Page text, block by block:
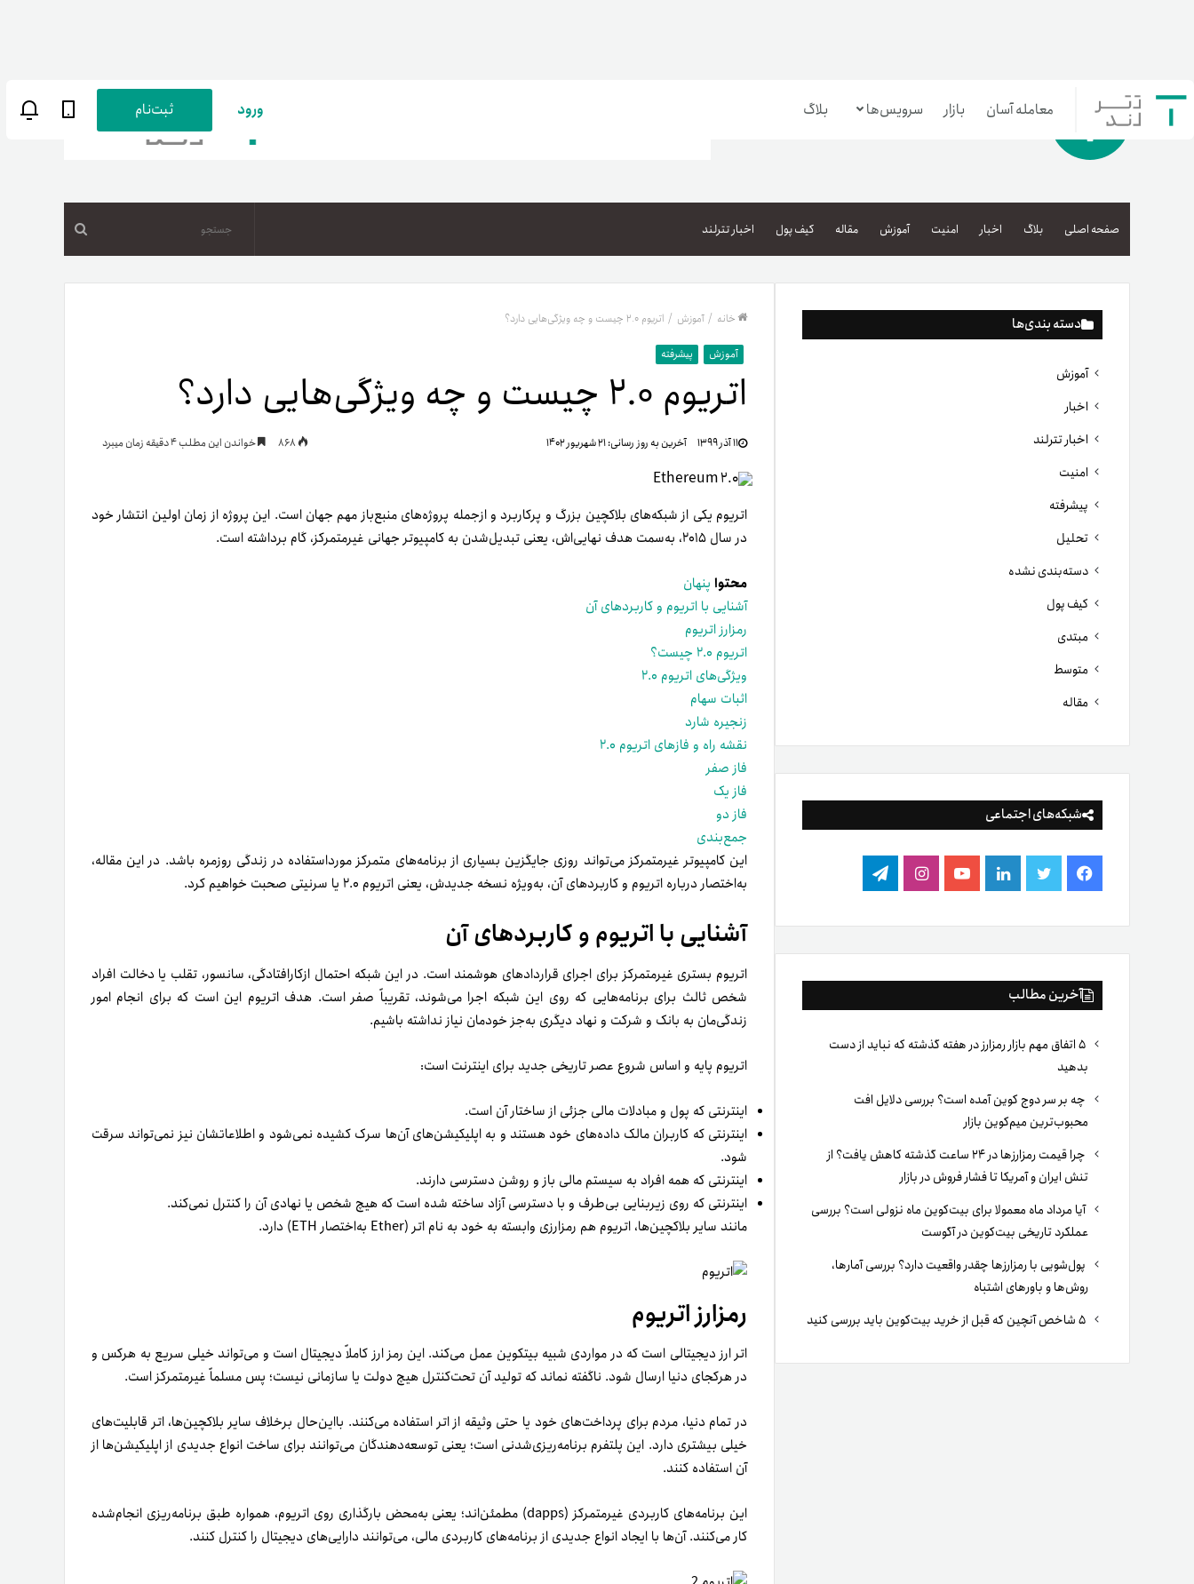
معامله آسان بازار سرویس‌ها
بازار تترلند
سرمایه‌گذاری آسان
پاداش کیف‌پول تومانی
مهر تترلند
بلاگ
زبان پارسی
حساب‌های بانکی
خروج
ورود ثبت‌نام
صفحه اصلی بلاگ اخبار امنیت آموزش مقاله کیف پول اخبار تترلند
دسته بندی‌ها
آموزش
اخبار
اخبار تترلند
امنیت
پیشرفته
تحلیل
دسته‌بندی نشده
کیف پول
مبتدی
متوسط
مقاله
شبکه‌های اجتماعی
فیس
بوک
توییتر لینکدینیوتیوباینستاگرام
تلگرام
آخرین مطالب
۵ اتفاق مهم بازار رمزارز در هفته گذشته که نباید از دست
بدهید
چه بر سر دوج کوین آمده است؟ بررسی دلایل افت
محبوب‌ترین میم‌کوین بازار
چرا قیمت رمزارزها در ۲۴ ساعت گذشته کاهش یافت؟ از
تنش ایران و آمریکا تا فشار فروش در بازار
آیا مرداد ماه معمولا برای بیت‌کوین ماه نزولی است؟ بررسی
عملکرد تاریخی بیت‌کوین در آگوست
پول‌شویی با رمزارزها چقدر واقعیت دارد؟ بررسی آمارها،
روش‌ها و باورهای اشتباه
خانه / آموزش / اتریوم ۲.۰ چیست و چه ویژگی‌هایی دارد؟
آموزش پیشرفته
اتریوم ۲.۰ چیست و چه ویژگی‌هایی دارد؟
۱۱ آذر ۱۳۹۹ آخرین به روز رسانی:۲۱ شهریور ۱۴۰۲ خواندن این مطلب 4 دقیقه زمان میبرد
اتریوم یکی از شبکه‌های بلاکچین بزرگ­ و پرکاربرد و ازجمله پروژه‌‌های منبع‌باز مهم جهان است. این پروژه از زمان اولین انتشار خود
در سال ۲۰۱۵، به‌سمت هدف نهایی‌­اش، یعنی تبدیل‌‌شدن به کامپیوتر جهانی غیرمتمرکز، گام برداشته است.
محتوا پنهان
آشنایی با اتریوم و کاربردهای آن
رمزارز اتریوم
اتریوم ۲.۰ چیست؟
ویژگی­­‌های اتریوم ۲.۰
اثبات سهام
زنجیره­ شارد
نقشه­ راه و فازهای اتریوم ۲.۰
فاز صفر
فاز یک
فاز دو
جمع­‌بندی
این کامپیوتر غیرمتمرکز می‌­تواند روزی جایگزین بسیاری از برنامه‌­های متمرکز مورد‌استفاده در زندگی روزمره باشد. در این مقاله،
به‌اختصار درباره اتریوم و کاربردهای آن، به‌‌ویژه نسخه­ جدیدش، یعنی اتریوم ۲.۰ یا سرنیتی صحبت خواهیم کرد.
آشنایی با اتریوم و کاربردهای آن
اتریوم بستری غیرمتمرکز برای اجرای قراردادهای هوشمند است. در این شبکه احتمال از‌کارافتادگی، سانسور، تقلب یا دخالت افراد
شخص ثالث برای برنامه‌هایی که روی این شبکه اجرا می‌شوند، تقریباً صفر است. هدف اتریوم این است که برای انجام امور
زندگی‌مان به بانک و شرکت و نهاد دیگری به‌جز خودمان نیاز نداشته باشیم.
اتریوم پایه و اساس شروع عصر تاریخی جدید برای اینترنت است:
اینترنتی که پول و مبادلات مالی جزئی از ساختار آن است.
اینترنتی که کاربران مالک داده­‌های خود هستند و به اپلیکیشن‌­های آن‌­ها سرک کشیده نمی‌شود و اطلاعات­شان نیز نمی­‌تواند سرقت
شود.
اینترنتی که همه افراد به سیستم مالی باز و روشن دسترسی دارند.
اینترنتی که روی زیربنایی بی‌­طرف و با دسترسی آزاد ساخته شده است که هیچ شخص یا نهادی آن‌ را کنترل نمی‌کند.
مانند سایر بلاکچین‌ها، اتریوم هم رمز‌ارزی وابسته به خود به نام اتر (Ether به‌اختصار ETH) دارد.
رمزارز اتریوم
اتر ارز دیجیتالی است که در مواردی شبیه بیتکوین عمل می­‌کند. این رمز ارز کاملاً دیجیتال است و می‌تواند خیلی سریع به هر‌کس و
در هر‌کجای دنیا ارسال شود. ناگفته نماند که تولید آن تحت‌کنترل هیچ دولت یا سازمانی نیست؛ پس مسلماً غیرمتمرکز است.
در تمام دنیا، مردم برای پرداخت‌­های خود یا حتی وثیقه از اتر استفاده می‌­کنند. بااین‌حال برخلاف سایر بلاکچین‌­ها، اتر قابلیت‌های
خیلی بیشتری دارد. این پلتفرم برنامه‌­ریزی‌شدنی است؛ یعنی توسعه‌­دهندگان می‌توانند برای ساخت انواع جدیدی از اپلیکیشن‌­ها از
آن استفاده کنند.
این برنامه‌های کاربردی غیرمتمرکز (dapps) مطمئن‌اند؛ یعنی به‌‌محض بارگذاری روی اتریوم، همواره طبق برنامه‌ریزی انجام‌شده
کار می‌کنند. آن‌­ها با ایجاد انواع جدیدی از برنامه‌­های کاربردی مالی، می‌توانند دارایی‌­های دیجیتال را کنترل کنند.